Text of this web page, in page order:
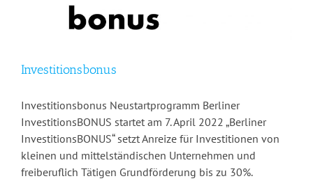
Investitionsbonus
Investitionsbonus Neustartprogramm Berliner
InvestitionsBONUS startet am 7. April 2022 „Berliner
InvestitionsBONUS“ setzt Anreize für Investitionen von
kleinen und mittelständischen Unternehmen und
freiberuflich Tätigen Grundförderung bis zu 30%.